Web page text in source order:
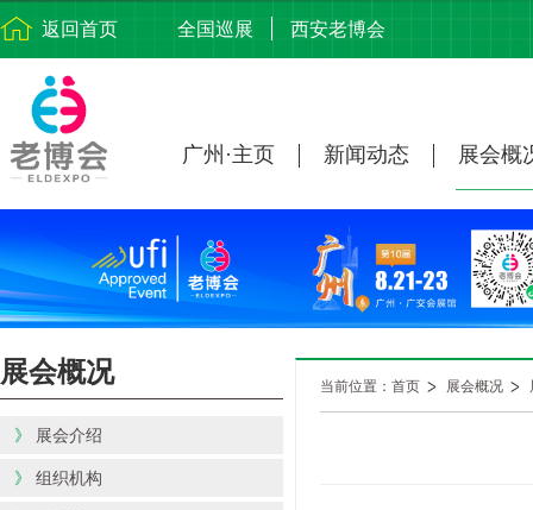
返回首页 全国巡展 西安老博会
广州·主页 新闻动态 展会概
展会概况
》 展会介绍
》 组织机构
当前位置：首页 展会概况